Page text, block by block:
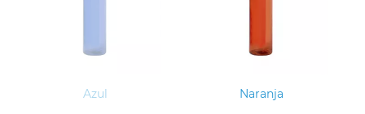
Azul Naranja